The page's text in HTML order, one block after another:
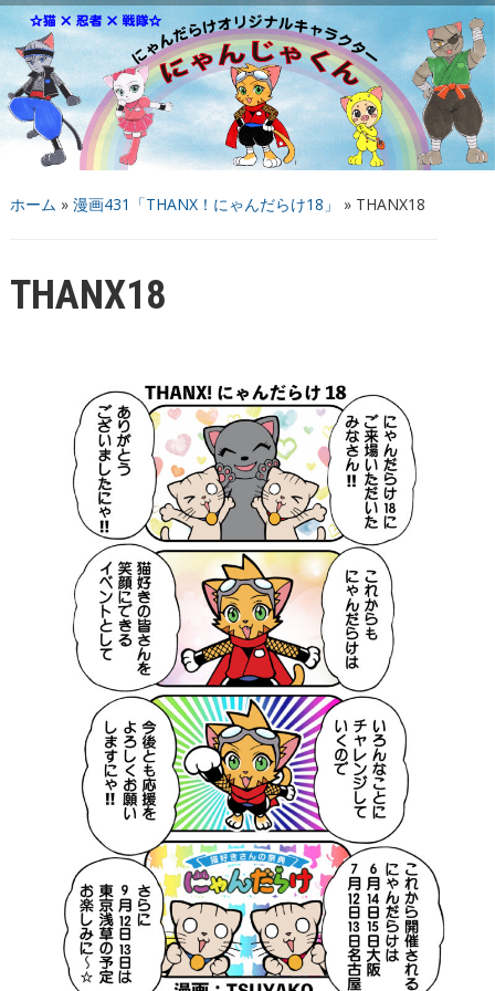
ホーム » 漫画431「THANX！にゃんだらけ18」 » THANX18
THANX18